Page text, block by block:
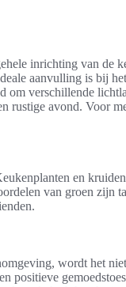
inrichting van de
aanvulling is bij
verschillende
rustige avond. Voor
en
van groen zijn
wordt het
positieve